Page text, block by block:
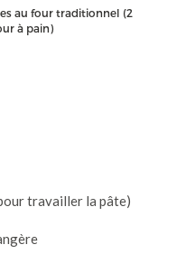
au four traditionnel (2
à pain)
travailler la pâte)